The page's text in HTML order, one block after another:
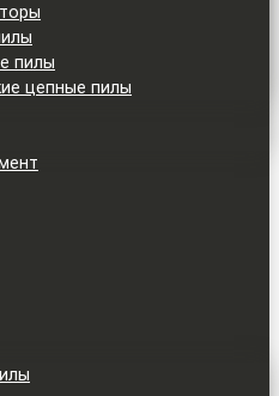
пилы
цепные пилы